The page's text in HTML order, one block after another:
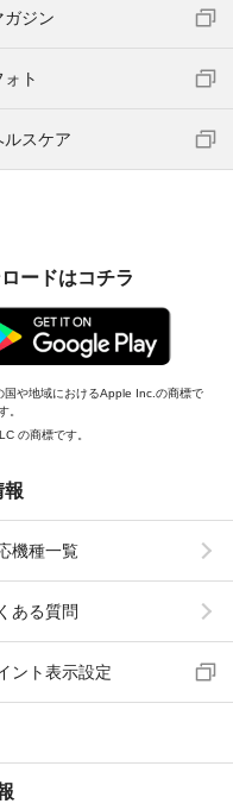
ガジン
ト
ルスケア
ードはコチラ
や地域におけるApple Inc.の商標で
。
の商標です。
報
機種一覧
ある質問
ント表示設定